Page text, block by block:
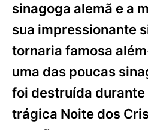
sinagoga alemã e a
sua impressionante
tornaria famosa
uma das poucas
foi destruída
trágica Noite dos